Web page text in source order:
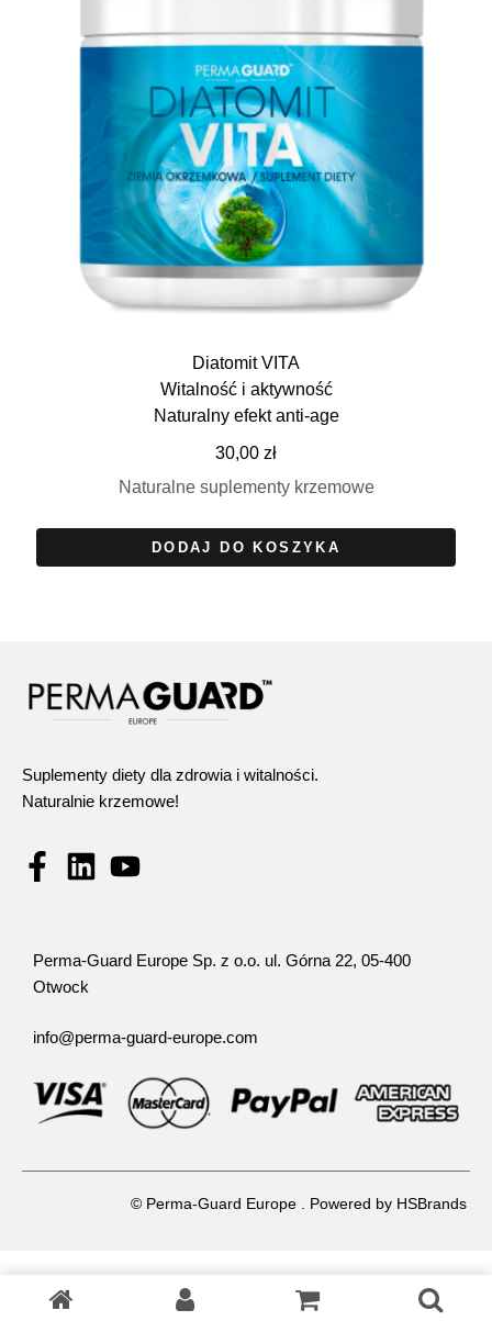
Diatomit VITA
Witalność i aktywność
Naturalny efekt anti-age
30,00 zł
Naturalne suplementy krzemowe
DODAJ DO KOSZYKA
Suplementy diety dla zdrowia i witalności.
Naturalnie krzemowe!
Perma-Guard Europe Sp. z o.o. ul. Górna 22, 05-400
Otwock
info@perma-guard-europe.com
© Perma-Guard Europe . Powered by HSBrands